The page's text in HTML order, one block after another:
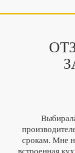
срокам. Мне